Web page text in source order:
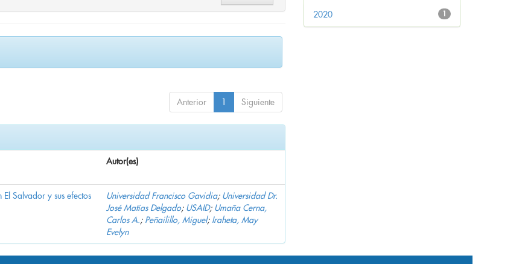
Anterior 1 Siguiente
Autor(es)
Salvador y sus efectos
Universidad Francisco Gavidia; Universidad Dr.
José Matías Delgado; USAID; Umaña Cerna,
Carlos A.; Peñailillo, Miguel; Iraheta, May
Evelyn
1
2020